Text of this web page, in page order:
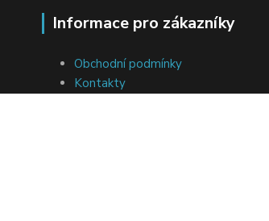
Informace pro zákazníky
Obchodní podmínky
Kontakty